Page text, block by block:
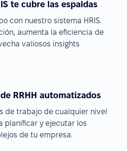
te cubre las espaldas
con nuestro sistema HRIS.
aumenta la eficiencia de
valiosos insights
RRHH automatizados
de trabajo de cualquier nivel
planificar y ejecutar los
de tu empresa.